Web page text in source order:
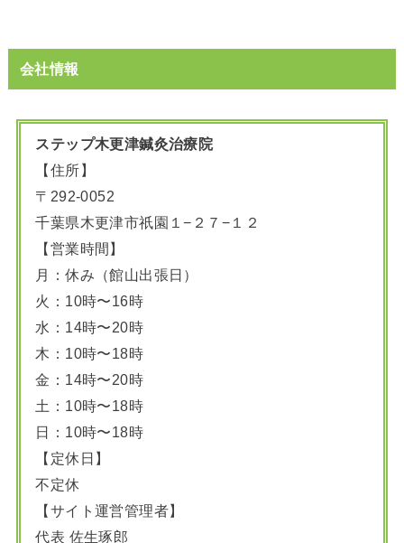
会社情報
ステップ木更津鍼灸治療院
【住所】
〒292-0052
千葉県木更津市祇園１−２７−１２
【営業時間】
月：休み（館山出張日）
火：10時〜16時
水：14時〜20時
木：10時〜18時
金：14時〜20時
土：10時〜18時
日：10時〜18時
【定休日】
不定休
【サイト運営管理者】
代表 佐生琢郎